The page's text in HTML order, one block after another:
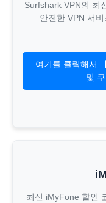
Surfshark VPN의 최
안전한 VPN 서
여기를 클릭해서
및
최신 iMyFone 할인